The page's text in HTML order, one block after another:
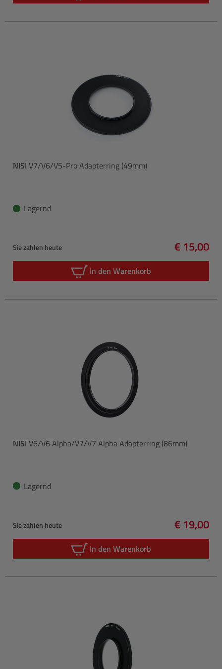
NISI V7/V6/V5-Pro Adapterring (49mm)
Lagernd
Sie zahlen heute € 15,00
In den Warenkorb
NISI V6/V6 Alpha/V7/V7 Alpha Adapterring (86mm)
Lagernd
Sie zahlen heute € 19,00
In den Warenkorb